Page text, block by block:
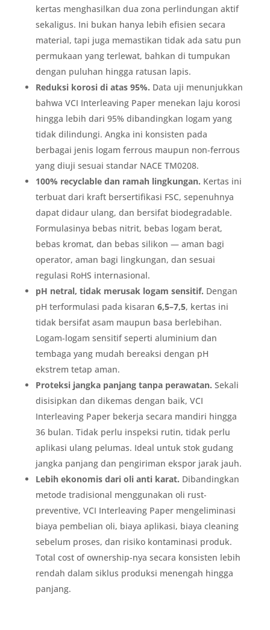
kertas menghasilkan dua zona perlindungan aktif
sekaligus. Ini bukan hanya lebih efisien secara
material, tapi juga memastikan tidak ada satu pun
permukaan yang terlewat, bahkan di tumpukan
dengan puluhan hingga ratusan lapis.
Reduksi korosi di atas 95%. Data uji menunjukkan
bahwa VCI Interleaving Paper menekan laju korosi
hingga lebih dari 95% dibandingkan logam yang
tidak dilindungi. Angka ini konsisten pada
berbagai jenis logam ferrous maupun non-ferrous
yang diuji sesuai standar NACE TM0208.
100% recyclable dan ramah lingkungan. Kertas ini
terbuat dari kraft bersertifikasi FSC, sepenuhnya
dapat didaur ulang, dan bersifat biodegradable.
Formulasinya bebas nitrit, bebas logam berat,
bebas kromat, dan bebas silikon — aman bagi
operator, aman bagi lingkungan, dan sesuai
regulasi RoHS internasional.
pH netral, tidak merusak logam sensitif. Dengan
pH terformulasi pada kisaran 6,5–7,5, kertas ini
tidak bersifat asam maupun basa berlebihan.
Logam-logam sensitif seperti aluminium dan
tembaga yang mudah bereaksi dengan pH
ekstrem tetap aman.
Proteksi jangka panjang tanpa perawatan. Sekali
disisipkan dan dikemas dengan baik, VCI
Interleaving Paper bekerja secara mandiri hingga
36 bulan. Tidak perlu inspeksi rutin, tidak perlu
aplikasi ulang pelumas. Ideal untuk stok gudang
jangka panjang dan pengiriman ekspor jarak jauh.
Lebih ekonomis dari oli anti karat. Dibandingkan
metode tradisional menggunakan oli rust-
preventive, VCI Interleaving Paper mengeliminasi
biaya pembelian oli, biaya aplikasi, biaya cleaning
sebelum proses, dan risiko kontaminasi produk.
Total cost of ownership-nya secara konsisten lebih
rendah dalam siklus produksi menengah hingga
panjang.